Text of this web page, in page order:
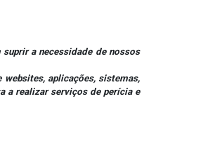
a necessidade de nossos
aplicações, sistemas,
a realizar serviços de perícia e